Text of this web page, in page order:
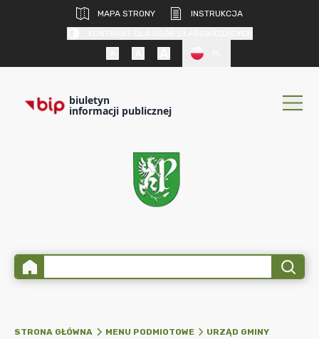
MAPA STRONY
INSTRUKCJA
biuletyn
informacji publicznej
STRONA GŁÓWNA MENU PODMIOTOWE
URZĄD GMINY